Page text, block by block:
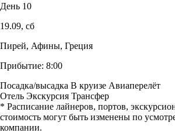
День 10
19.09, сб
Пирей, Афины, Греция
Прибытие: 8:00
Посадка/высадка В круизе Авиаперелёт
Отель Экскурсия Трансфер
* Расписание лайнеров, портов,
стоимость могут быть изменены по
компании.